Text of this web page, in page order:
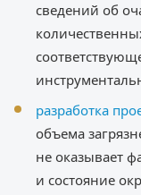
сведений об
разработка
объема
не оказывает
и состояние